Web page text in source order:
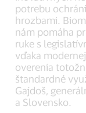
potrebu
hrozbami.
nám pomáha
ruke s
vďaka
overenia
štandardné
Gajdoš,
a Slovensko.